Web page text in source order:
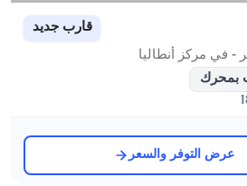
قارب جديد
بمحرك
عرض التوفر والسعر